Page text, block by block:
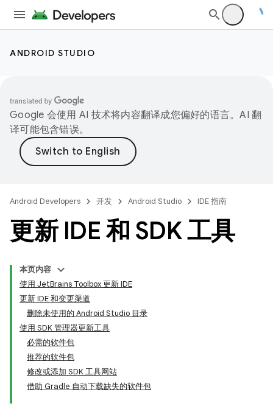
ANDROID STUDIO
Google 会使用 AI 技术将内容翻译成您偏好的语言。AI 翻
译可能包含错误。
Android Developers 开发 Android Studio IDE 指南
更新 IDE 和 SDK 工具
本页内容
使用 JetBrains Toolbox 更新 IDE
更新 IDE 和变更渠道
删除未使用的 Android Studio 目录
使用 SDK 管理器更新工具
必需的软件包
推荐的软件包
修改或添加 SDK 工具网站
借助 Gradle 自动下载缺失的软件包